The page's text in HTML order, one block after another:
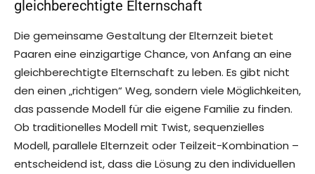
gleichberechtigte Elternschaft
Die gemeinsame Gestaltung der Elternzeit bietet
Paaren eine einzigartige Chance, von Anfang an eine
gleichberechtigte Elternschaft zu leben. Es gibt nicht
den einen „richtigen“ Weg, sondern viele Möglichkeiten,
das passende Modell für die eigene Familie zu finden.
Ob traditionelles Modell mit Twist, sequenzielles
Modell, parallele Elternzeit oder Teilzeit-Kombination –
entscheidend ist, dass die Lösung zu den individuellen